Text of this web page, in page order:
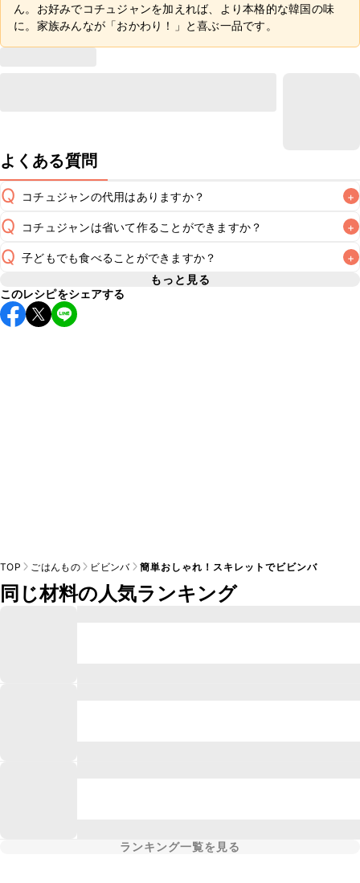
ん。お好みでコチュジャンを加えれば、より本格的な韓国の味
に。家族みんなが「おかわり！」と喜ぶ一品です。
よくある質問
Q コチュジャンの代用はありますか？ +
A
Q コチュジャンは省いて作ることができますか？ +
A
使用量が少ない場合は省いてもお作りいただけますが、メイ
ンの味付けとして使用している場合は省くと味がぼやける可
能性があるため、 こちら
Q 子どもでも食べることができますか？ +
コチュジャンは甘辛い風味が特徴の食材なため、お子様や辛
い味付けが苦手な方は風味や刺激を強く感じる可能性がござ
います。使用する食材や味付けにつきましては普段のお子様
もっと見る
このレシピをシェアする
TOP ごはんもの ビビンバ 簡単おしゃれ！スキレットでビビンバ
同じ材料の人気ランキング
ランキング一覧を見る